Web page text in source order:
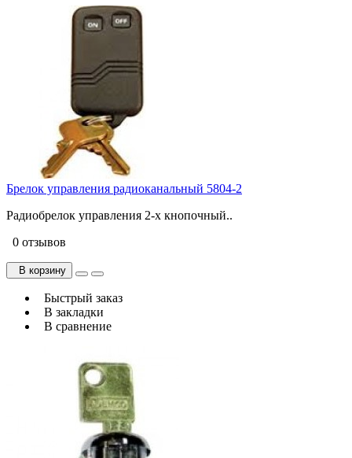
Брелок управления радиоканальный 5804-2
Радиобрелок управления 2-х кнопочный..
0 отзывов
В корзину
Быстрый заказ
В закладки
В сравнение